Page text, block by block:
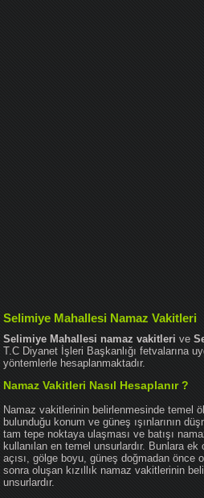
Selimiye Mahallesi Namaz Vakitleri
Selimiye Mahallesi namaz vakitleri ve
T.C Diyanet İşleri Başkanlığı fetvalarına
yöntemlerle hesaplanmaktadır.
Namaz Vakitleri Nasıl Hesaplanır ?
Namaz vakitlerinin belirlenmesinde temel
bulunduğu konum ve güneş ışınlarının
tam tepe noktaya ulaşması ve batışı
kullanılan en temel unsurlardır. Bunlara ek
açısı, gölge boyu, güneş doğmadan önce
sonra oluşan kızıllık namaz vakitlerinin
unsurlardır.